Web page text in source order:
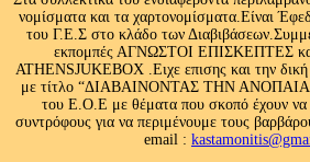
νομίσματα και τα χαρτονομίσματα.Είναι
του Γ.Ε.Σ στο κλάδο των
εκπομπές ΑΓΝΩΣΤΟΙ ΕΠΙΣΚΕΠΤΕΣ
ATHENSJUKEBOX .Ειχε επισης και την
με τίτλο “ΔΙΑΒΑΙΝΟΝΤΑΣ ΤΗΝ ΑΝΟΠΑΙΑ
του Ε.Ο.Ε με θέματα που σκοπό έχουν να
συντρόφους για να περιμένουμε τους
email :